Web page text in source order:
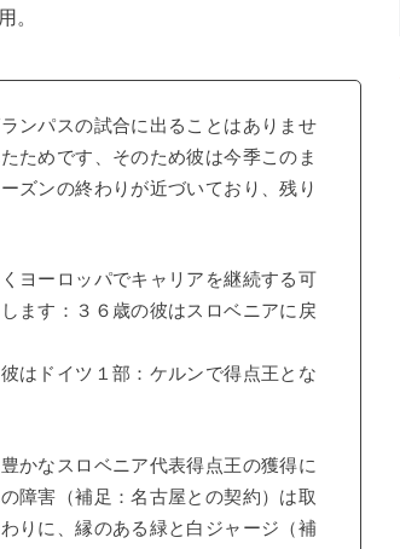
。
ンパスの試合に出ることはありませ
ためです、そのため彼は今季このま
ズンの終わりが近づいており、残り
ヨーロッパでキャリアを継続する可
ます：３６歳の彼はスロベニアに戻
はドイツ１部：ケルンで得点王とな
かなスロベニア代表得点王の獲得に
障害（補足：名古屋との契約）は取
りに、縁のある緑と白ジャージ（補